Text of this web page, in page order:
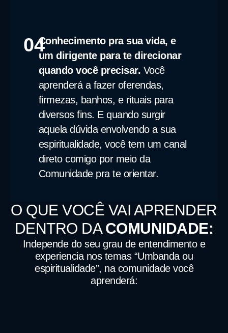
04Conhecimento pra sua vida, e
um dirigente para te direcionar
quando você precisar. Você
aprenderá a fazer oferendas,
firmezas, banhos, e rituais para
diversos fins. E quando surgir
aquela dúvida envolvendo a sua
espiritualidade, você tem um canal
direto comigo por meio da
Comunidade pra te orientar.
O QUE VOCÊ VAI APRENDER
DENTRO DACOMUNIDADE:
Independe do seu grau de entendimento e
experiencia nos temas “Umbanda ou
espiritualidade”, na comunidade você
aprenderá: